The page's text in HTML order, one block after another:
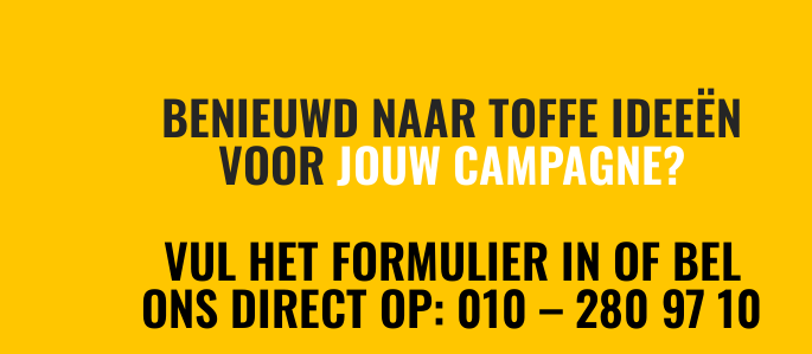
BENIEUWD NAAR TOFFE IDEEËN
VOORJOUW CAMPAGNE?
VUL HET FORMULIER IN OF BEL
ONS DIRECT OP: 010 – 280 97 10